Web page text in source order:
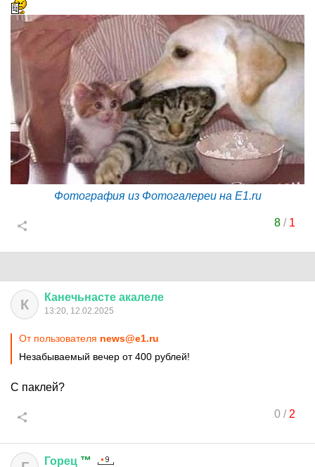
Фотография из Фотогалереи на E1.ru
8/ 1
К Канечьнасте акалеле
13:20, 12.02.2025
От пользователя news@e1.ru
Незабываемый вечер от 400 рублей!
С паклей?
0/ 2
Горец ™